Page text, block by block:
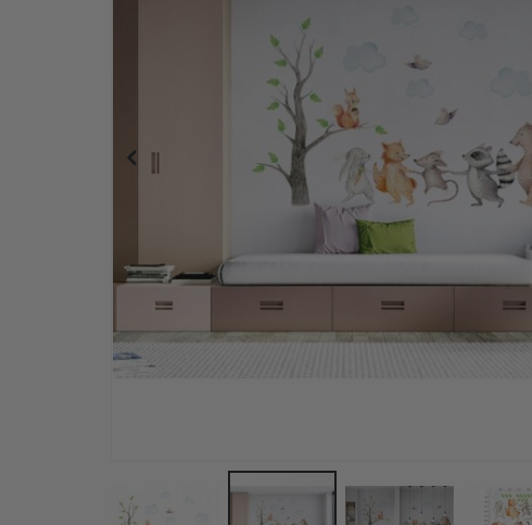
Veggklistremerke - Kaniner med skyer og ballonger / Blå